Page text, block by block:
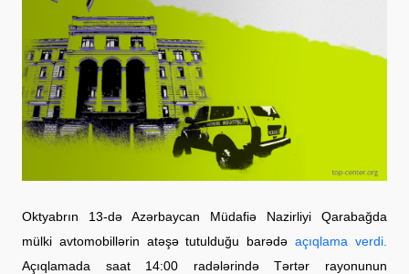
Oktyabrın 13-də Azərbaycan Müdafiə Nazirliyi Qarabağda
mülki avtomobillərin atəşə tutulduğu barədəaçıqlama verdi.
Açıqlamada saat 14:00 radələrində Tərtər rayonunun